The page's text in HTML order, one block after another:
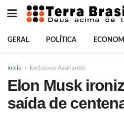
GERAL POLÍTICA
Início Exclusivas Assinantes
Elon Musk
saída de